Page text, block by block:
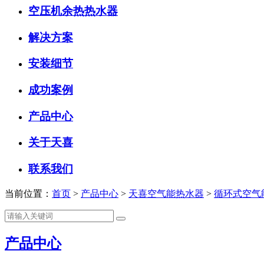
空压机余热热水器
解决方案
安装细节
成功案例
产品中心
关于天喜
联系我们
当前位置： 首页 > 产品中心 > 天喜空气能热水器 > 循环式空气
产品中心